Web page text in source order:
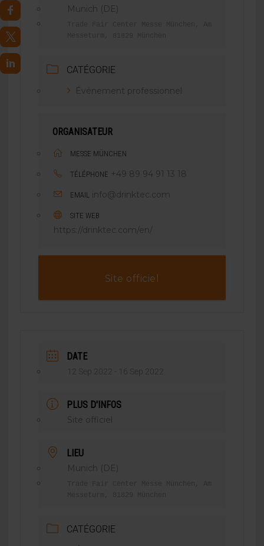
Munich (DE)
CATÉGORIE
Événement professionnel
ORGANISATEUR
MESSE MÜNCHEN
TÉLÉPHONE +49 89 94 91 13 18
EMAIL info@drinktec.com
SITE WEB
https://drinktec.com/en/
Site officiel
DATE
12 Sep 2022 - 16 Sep 2022
PLUS D'INFOS
Site officiel
LIEU
Munich (DE)
CATÉGORIE